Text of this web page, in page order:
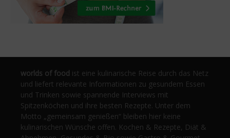
worlds of food ist eine kulinarische Reise durch das Netz
und liefert relevante Informationen zu gesundem Essen
und Trinken sowie spannende Interviews mit
Spitzenköchen und ihre besten Rezepte. Unter dem
Motto „gemeinsam genießen“ bleiben hier keine
kulinarischen Wünsche offen. Kochen & Rezepte, Diät &